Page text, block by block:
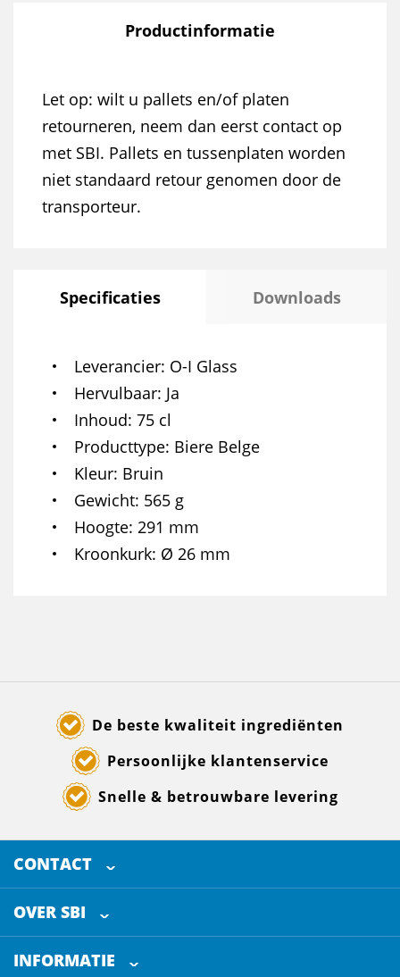
Productinformatie
Let op: wilt u pallets en/of platen
retourneren, neem dan eerst contact op
met SBI. Pallets en tussenplaten worden
niet standaard retour genomen door de
transporteur.
Specificaties Downloads
Leverancier O-I Glass
Hervulbaar Ja
Inhoud 75 cl
Producttype Biere Belge
Kleur Bruin
Gewicht 565 g
Hoogte 291 mm
Kroonkurk Ø 26 mm
De beste kwaliteit ingrediënten
Persoonlijke klantenservice
Snelle & betrouwbare levering
CONTACT
SELECTED BREWING INGREDIENTS
Doornhoek 3880
5465 TBVeghel
The Netherlands
OVER SBI
Over ons
Werken bij
INFORMATIE